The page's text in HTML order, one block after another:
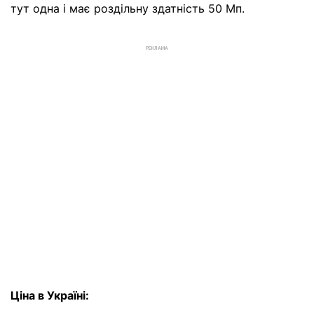
тут одна і має роздільну здатність 50 Мп.
РЕКЛАМА
Ціна в Україні: